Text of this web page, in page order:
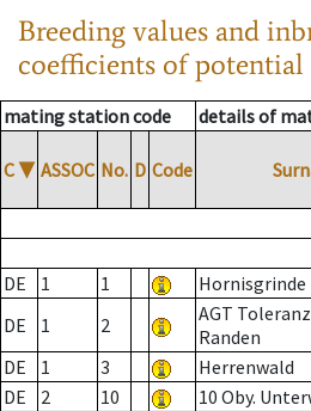
Breeding values and
coefficients of potential
mating station code details of
C ▼ ASSOC No. D Code
DE 1 1 Hornisgrinde
DE
1 2
AGT
Randen
DE
1 3 Herrenwald
DE
2 10 10 Oby.